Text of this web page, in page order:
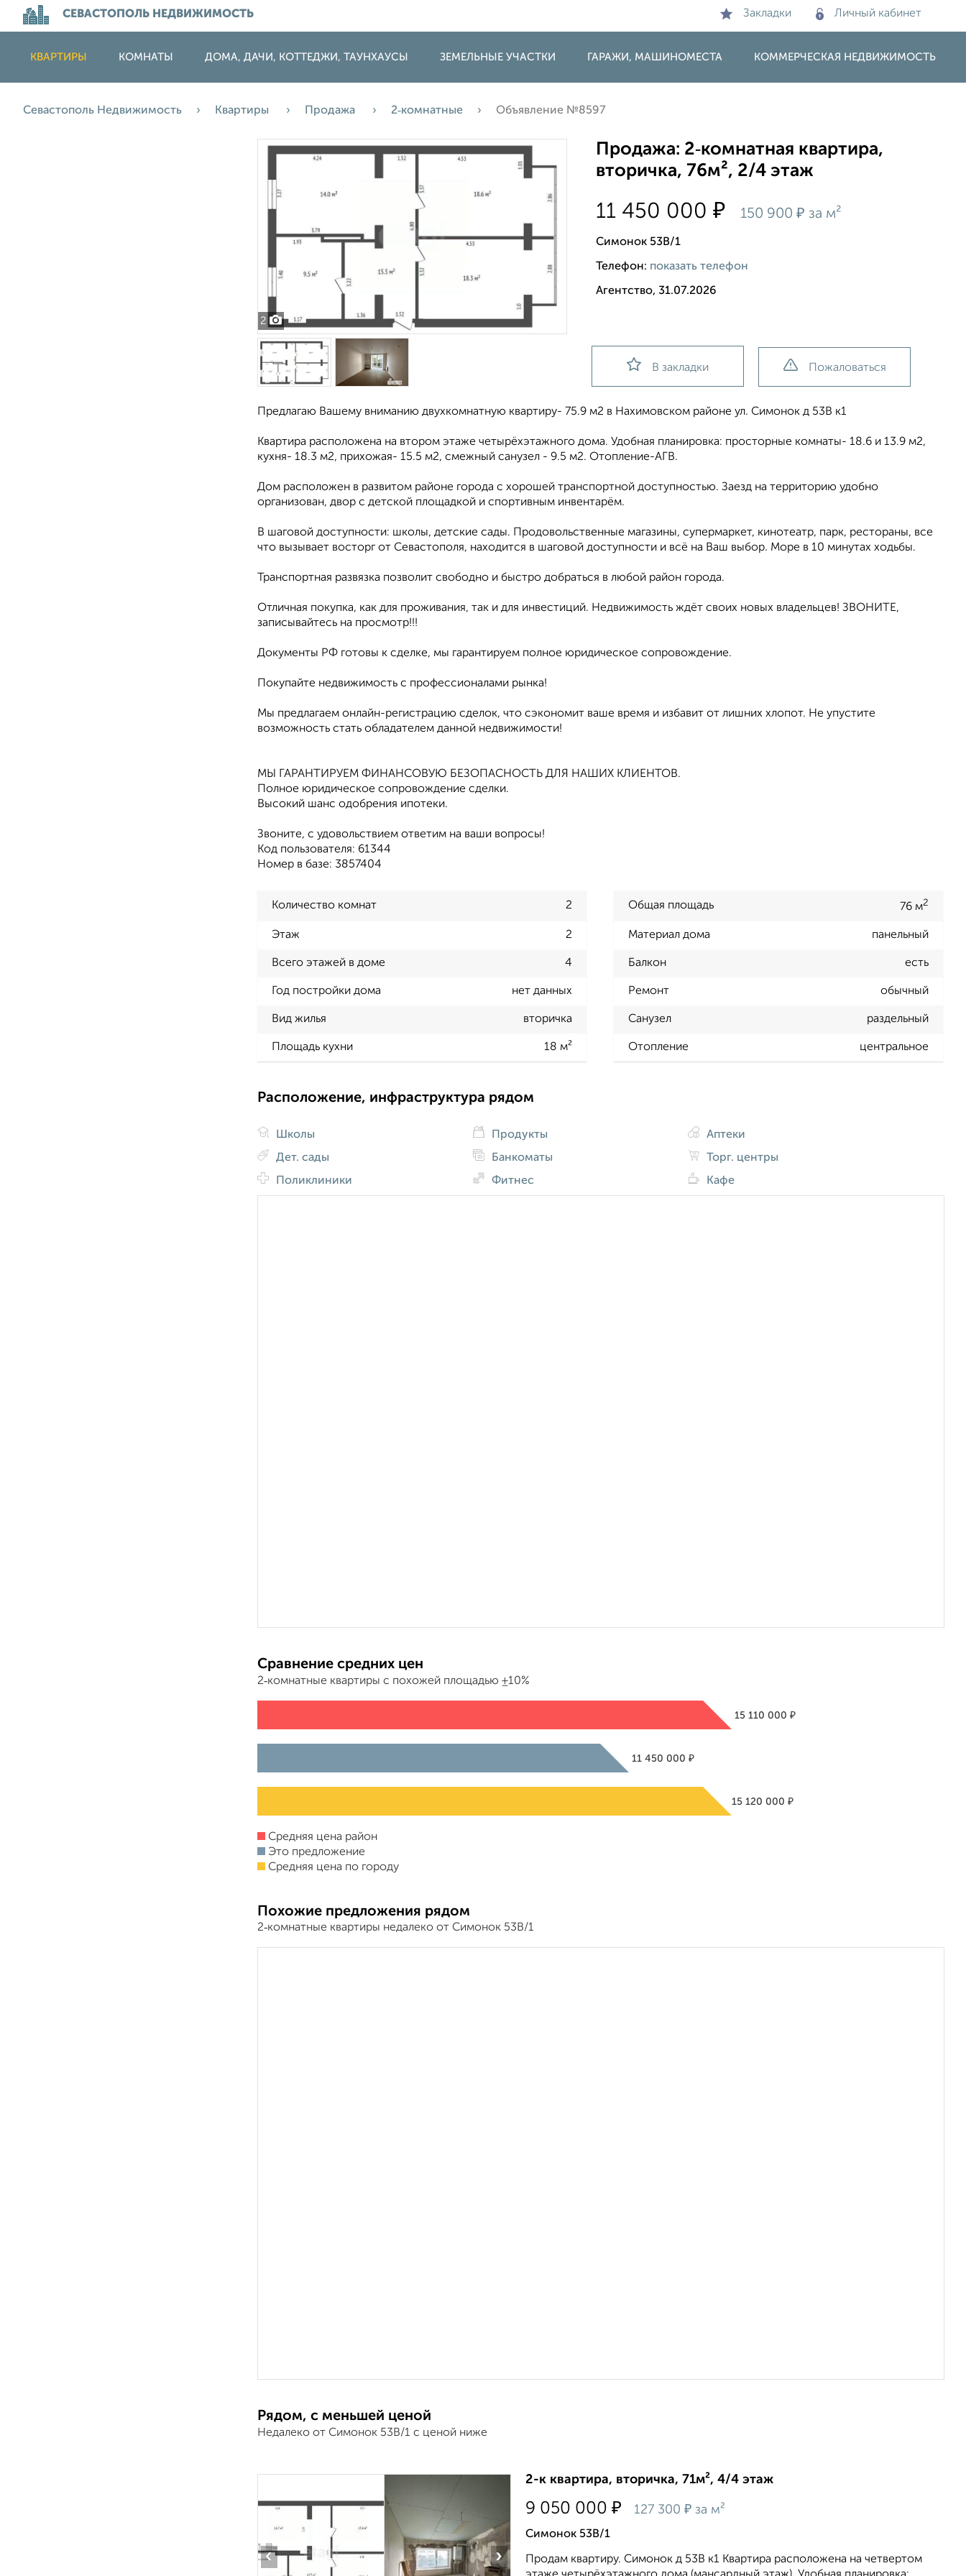
СЕВАСТОПОЛЬ НЕДВИЖИМОСТЬ Закладки Личный кабинет
КВАРТИРЫ КОМНАТЫ ДОМА, ДАЧИ, КОТТЕДЖИ, ТАУНХАУСЫ ЗЕМЕЛЬНЫЕ УЧАСТКИ ГАРАЖИ, МАШИНОМЕСТА КОММЕРЧЕСКАЯ НЕДВИЖИМОСТЬ
Севастополь Недвижимость Квартиры Продажа 2‑комнатные Объявление №8597
2
Продажа: 2‑комнатная квартира,
вторичка, 76м², 2/4 этаж
11 450 000₽ 150 900₽ за м²
Симонок 53В/1
Телефон: показать телефон
Агентство, 31.07.2026
В закладки Пожаловаться
Предлагаю Вашему вниманию двухкомнатную квартиру- 75.9 м2 в Нахимовском районе ул. Симонок д 53В к1
Квартира расположена на втором этаже четырёхэтажного дома. Удобная планировка: просторные комнаты- 18.6 и 13.9 м2,
кухня- 18.3 м2, прихожая- 15.5 м2, смежный санузел - 9.5 м2. Отопление-АГВ.
Дом расположен в развитом районе города с хорошей транспортной доступностью. Заезд на территорию удобно
организован, двор с детской площадкой и спортивным инвентарём.
В шаговой доступности: школы, детские сады. Продовольственные магазины, супермаркет, кинотеатр, парк, рестораны, все
что вызывает восторг от Севастополя, находится в шаговой доступности и всё на Ваш выбор. Море в 10 минутах ходьбы.
Транспортная развязка позволит свободно и быстро добраться в любой район города.
Отличная покупка, как для проживания, так и для инвестиций. Недвижимость ждёт своих новых владельцев! ЗВОНИТЕ,
записывайтесь на просмотр!!!
Документы РФ готовы к сделке, мы гарантируем полное юридическое сопровождение.
Покупайте недвижимость с профессионалами рынка!
Мы предлагаем онлайн-регистрацию сделок, что сэкономит ваше время и избавит от лишних хлопот. Не упустите
возможность стать обладателем данной недвижимости!
МЫ ГАРАНТИРУЕМ ФИНАНСОВУЮ БЕЗОПАСНОСТЬ ДЛЯ НАШИХ КЛИЕНТОВ.
Полное юридическое сопровождение сделки.
Высокий шанс одобрения ипотеки.
Звоните, с удовольствием ответим на ваши вопросы!
Код пользователя: 61344
Номер в базе: 3857404
Количество комнат 2 Общая площадь 76 м2
Этаж 2 Материал дома панельный
Всего этажей в доме 4 Балкон есть
Год постройки дома нет данных Ремонт обычный
Вид жилья вторичка Санузел раздельный
Площадь кухни 18 м² Отопление центральное
Расположение, инфраструктура рядом
Школы
Дет. сады
Поликлиники
Продукты
Банкоматы
Фитнес
Аптеки
Торг. центры
Кафе
Сравнение средних цен
2‑комнатные квартиры с похожей площадью ±10%
15 110 000₽
11 450 000 ₽
15 120 000₽
Средняя цена район
Это предложение
Средняя цена по городу
Похожие предложения рядом
2‑комнатные квартиры недалеко от Симонок 53В/1
Рядом, с меньшей ценой
Недалеко от Симонок 53В/1 с ценой ниже
‹ ›
2-к квартира, вторичка, 71м², 4/4 этаж
9 050 000 ₽ 127 300 ₽ за м²
Симонок 53В/1
Продам квартиру. Симонок д 53В к1 Квартира расположена на четвертом